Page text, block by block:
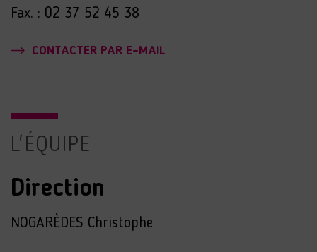
Fax. : 02 37 52 45 38
CONTACTER PAR E-MAIL
L'ÉQUIPE
Direction
NOGARÈDES Christophe